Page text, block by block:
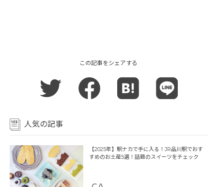
この記事をシェアする
人気の記事
【2025年】駅ナカで手に入る！JR品川駅でおす
すめのお土産5選！話題のスイーツをチェック